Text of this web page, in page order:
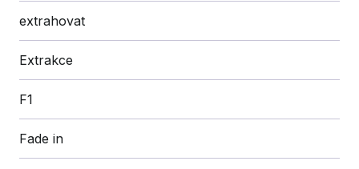
extrahovat
Extrakce
F1
Fade in